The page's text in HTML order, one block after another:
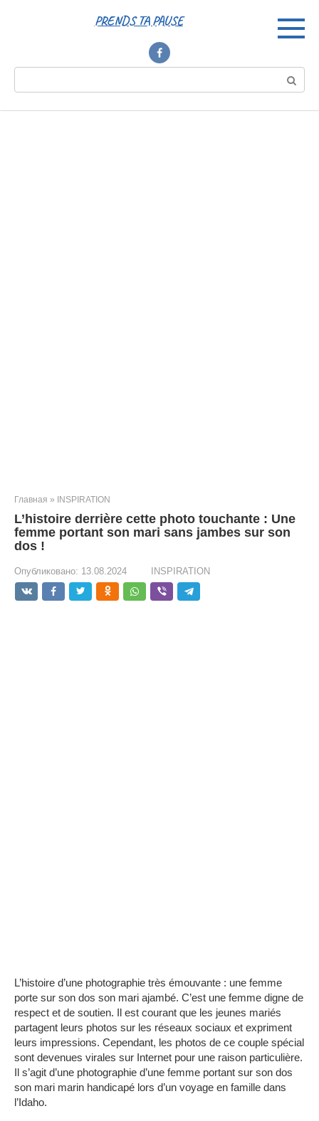
PRENDS TA PAUSE
Главная » INSPIRATION
L’histoire derrière cette photo touchante : Une
femme portant son mari sans jambes sur son
dos !
Опубликовано: 13.08.2024 INSPIRATION
L’histoire d’une photographie très émouvante : une femme
porte sur son dos son mari ajambé. C’est une femme digne de
respect et de soutien. Il est courant que les jeunes mariés
partagent leurs photos sur les réseaux sociaux et expriment
leurs impressions. Cependant, les photos de ce couple spécial
sont devenues virales sur Internet pour une raison particulière.
Il s’agit d’une photographie d’une femme portant sur son dos
son mari marin handicapé lors d’un voyage en famille dans
l’Idaho.